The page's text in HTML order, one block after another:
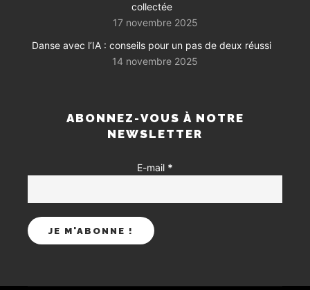
collectée
17 novembre 2025
Danse avec l’IA : conseils pour un pas de deux réussi
14 novembre 2025
ABONNEZ-VOUS À NOTRE
NEWSLETTER
E-mail *